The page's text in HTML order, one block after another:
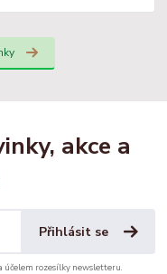
akce a
Přihlásit se
účelem rozesílky newsletteru.